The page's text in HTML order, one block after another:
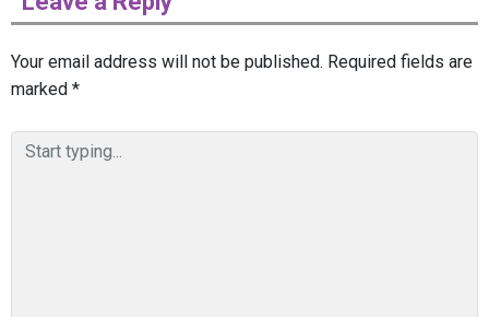
Your email address will not be published. Required fields are
marked *